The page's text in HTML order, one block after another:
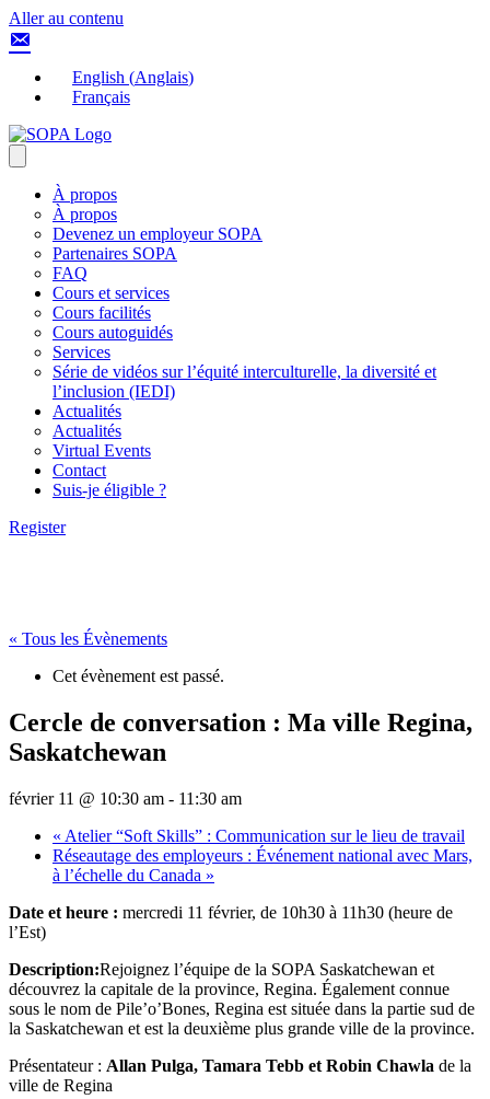
Aller au contenu
English (Anglais)
Français
À propos
À propos
Devenez un employeur SOPA
Partenaires SOPA
FAQ
Cours et services
Cours facilités
Cours autoguidés
Services
Série de vidéos sur l’équité interculturelle, la diversité et
l’inclusion (IEDI)
Actualités
Actualités
Virtual Events
Contact
Suis-je éligible ?
Register
« Tous les Évènements
Cet évènement est passé.
Cercle de conversation : Ma ville Regina,
Saskatchewan
février 11 @ 10:30 am - 11:30 am
« Atelier “Soft Skills” : Communication sur le lieu de travail
Réseautage des employeurs : Événement national avec Mars,
à l’échelle du Canada »
Date et heure : mercredi 11 février, de 10h30 à 11h30 (heure de
l’Est)
Description:Rejoignez l’équipe de la SOPA Saskatchewan et
découvrez la capitale de la province, Regina. Également connue
sous le nom de Pile’o’Bones, Regina est située dans la partie sud de
la Saskatchewan et est la deuxième plus grande ville de la province.
Présentateur : Allan Pulga, Tamara Tebb et Robin Chawla de la
ville de Regina